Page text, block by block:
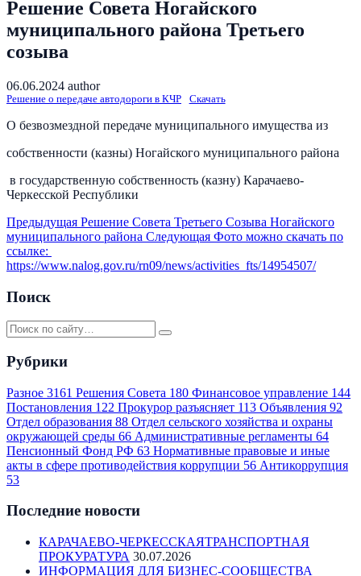
Решение Совета Ногайского
муниципального района Третьего
созыва
06.06.2024 author
Решение о передаче автодороги в КЧР Скачать
О безвозмездной передаче муниципального имущества из
собственности (казны) Ногайского муниципального района
в государственную собственность (казну) Карачаево-
Черкесской Республики
Предыдущая Решение Совета Третьего Созыва Ногайского
муниципального района Следующая Фото можно скачать по
ссылке:
https://www.nalog.gov.ru/rn09/news/activities_fts/14954507/
Поиск
Рубрики
Разное 3161 Решения Совета 180 Финансовое управление 144
Постановления 122 Прокурор разъясняет 113 Объявления 92
Отдел образования 88 Отдел сельского хозяйства и охраны
окружающей среды 66 Административные регламенты 64
Пенсионный Фонд РФ 63 Нормативные правовые и иные
акты в сфере противодействия коррупции 56 Антикоррупция
53
Последние новости
КАРАЧАЕВО-ЧЕРКЕССКАЯТРАНСПОРТНАЯ
ПРОКУРАТУРА 30.07.2026
ИНФОРМАЦИЯ ДЛЯ БИЗНЕС-СООБЩЕСТВА